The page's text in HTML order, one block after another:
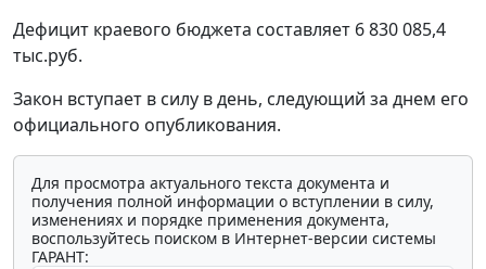
Дефицит краевого бюджета составляет 6 830 085,4
тыс.руб.
Закон вступает в силу в день, следующий за днем его
официального опубликования.
Для просмотра актуального текста документа и
получения полной информации о вступлении в силу,
изменениях и порядке применения документа,
воспользуйтесь поиском в Интернет-версии системы
ГАРАНТ: